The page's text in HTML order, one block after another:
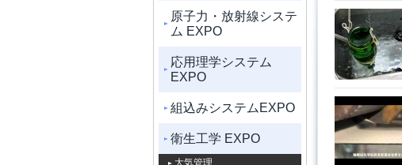
原子力・放射線システ
ム EXPO
応用理学システム
EXPO
組込みシステムEXPO
衛生工学 EXPO
大気管理